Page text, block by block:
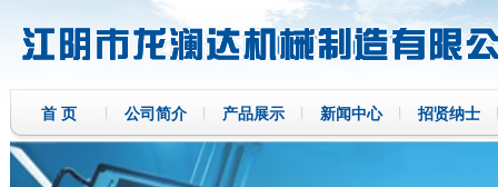
首 页 公司简介 产品展示 新闻中心 招贤纳士